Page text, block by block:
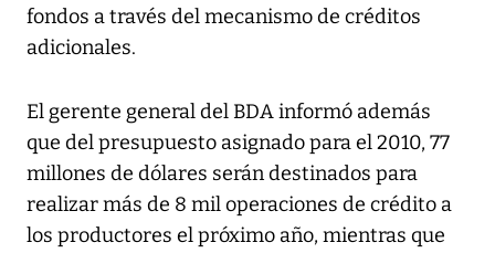
fondos a través del mecanismo de créditos
adicionales.
El gerente general del BDA informó además
que del presupuesto asignado para el 2010, 77
millones de dólares serán destinados para
realizar más de 8 mil operaciones de crédito a
los productores el próximo año, mientras que